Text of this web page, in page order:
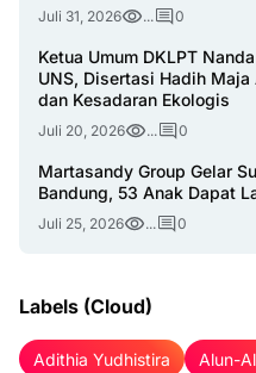
Juli 31, 2026 ... 0
Ketua Umum DKLPT
UNS, Disertasi Hadih
dan Kesadaran Ekologis
Juli 20, 2026 ... 0
Martasandy Group Gelar
Bandung, 53 Anak Dapat
Juli 25, 2026 ... 0
Labels (Cloud)
Adithia Yudhistira Alun-